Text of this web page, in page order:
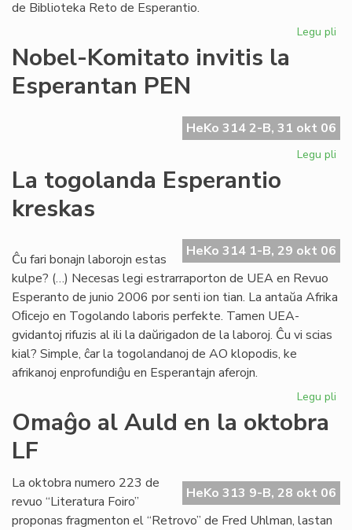
de Biblioteka Reto de Esperantio.
Legu pli
Nobel-Komitato invitis la
Esperantan PEN
HeKo 314 2-B, 31 okt 06
Legu pli
La togolanda Esperantio
kreskas
HeKo 314 1-B, 29 okt 06
Ĉu fari bonajn laborojn estas
kulpe? (…) Necesas legi estrarraporton de UEA en Revuo
Esperanto de junio 2006 por senti ion tian. La antaŭa Afrika
Oﬁcejo en Togolando laboris perfekte. Tamen UEA-
gvidantoj rifuzis al ili la daŭrigadon de la laboroj. Ĉu vi scias
kial? Simple, ĉar la togolandanoj de AO klopodis, ke
afrikanoj enprofundiĝu en Esperantajn aferojn.
Legu pli
Omaĝo al Auld en la oktobra
LF
HeKo 313 9-B, 28 okt 06
La oktobra numero 223 de
revuo “Literatura Foiro”
proponas fragmenton el “Retrovo” de Fred Uhlman, lastan